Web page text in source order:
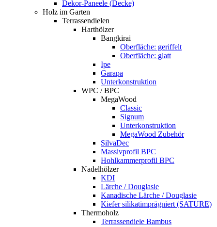
Dekor-Paneele (Decke)
Holz im Garten
Terrassendielen
Harthölzer
Bangkirai
Oberfläche: geriffelt
Oberfläche: glatt
Ipe
Garapa
Unterkonstruktion
WPC / BPC
MegaWood
Classic
Signum
Unterkonstruktion
MegaWood Zubehör
SilvaDec
Massivprofil BPC
Hohlkammerprofil BPC
Nadelhölzer
KDI
Lärche / Douglasie
Kanadische Lärche / Douglasie
Kiefer silikatimprägniert (SATURE)
Thermoholz
Terrassendiele Bambus